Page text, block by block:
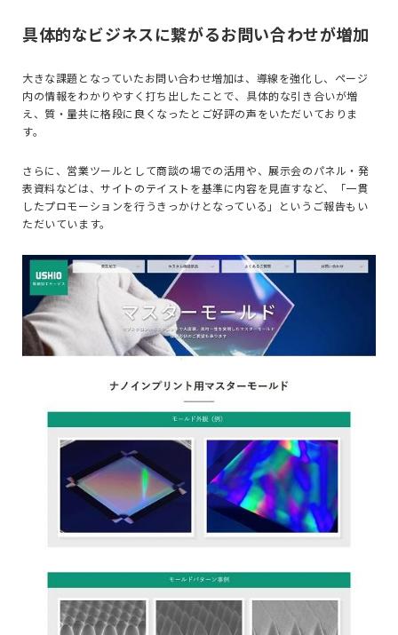
具体的なビジネスに繋がるお問い合わせが増加
大きな課題となっていたお問い合わせ増加は、導線を強化し、ページ
内の情報をわかりやすく打ち出したことで、具体的な引き合いが増
え、質・量共に格段に良くなったとご好評の声をいただいておりま
す。
さらに、営業ツールとして商談の場での活用や、展示会のパネル・発
表資料などは、サイトのテイストを基準に内容を見直すなど、「一貫
したプロモーションを行うきっかけとなっている」というご報告もい
ただいています。